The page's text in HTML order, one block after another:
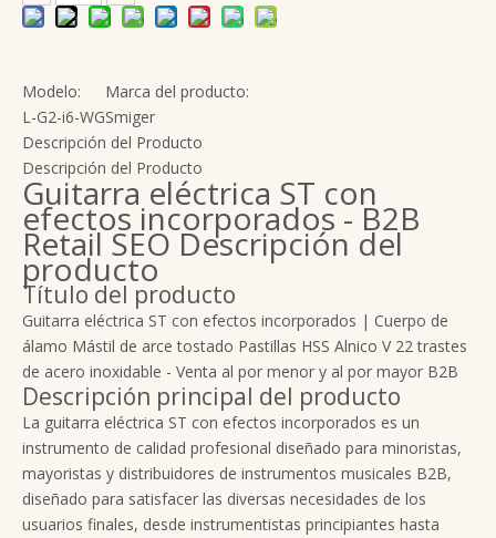
Modelo:
L-G2-i6-WG
Marca del producto:
Smiger
Descripción del Producto
Descripción del Producto
Guitarra eléctrica ST con
efectos incorporados - B2B
Retail SEO Descripción del
producto
Título del producto
Guitarra eléctrica ST con efectos incorporados | Cuerpo de
álamo Mástil de arce tostado Pastillas HSS Alnico V 22 trastes
de acero inoxidable - Venta al por menor y al por mayor B2B
Descripción principal del producto
La guitarra eléctrica ST con efectos incorporados es un
instrumento de calidad profesional diseñado para minoristas,
mayoristas y distribuidores de instrumentos musicales B2B,
diseñado para satisfacer las diversas necesidades de los
usuarios finales, desde instrumentistas principiantes hasta